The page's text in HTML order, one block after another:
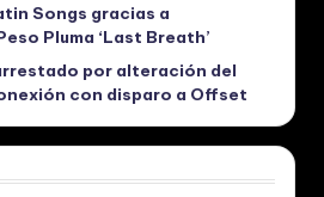
Songs gracias a
Pluma ‘Last Breath’
por alteración del
con disparo a Offset